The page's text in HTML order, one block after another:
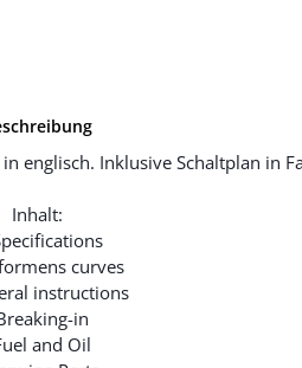
englisch. Inklusive Schaltplan in
Inhalt:
curves
instructions
in
and Oil